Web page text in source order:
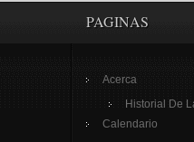
PAGINAS
Acerca
Historial De
Calendario